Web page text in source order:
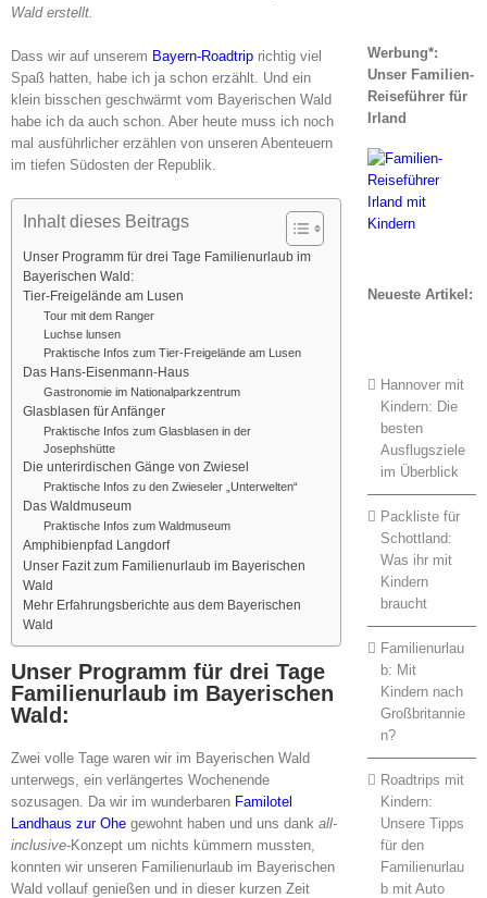
Wald erstellt.
Dass wir auf unserem Bayern-Roadtrip richtig viel
Spaß hatten, habe ich ja schon erzählt. Und ein
klein bisschen geschwärmt vom Bayerischen Wald
habe ich da auch schon. Aber heute muss ich noch
mal ausführlicher erzählen von unseren Abenteuern
im tiefen Südosten der Republik.
Inhalt dieses Beitrags
Unser Programm für drei Tage Familienurlaub im
Bayerischen Wald:
Tier-Freigelände am Lusen
Tour mit dem Ranger
Luchse lunsen
Praktische Infos zum Tier-Freigelände am Lusen
Das Hans-Eisenmann-Haus
Gastronomie im Nationalparkzentrum
Glasblasen für Anfänger
Praktische Infos zum Glasblasen in der
Josephshütte
Die unterirdischen Gänge von Zwiesel
Praktische Infos zu den Zwieseler „Unterwelten“
Das Waldmuseum
Praktische Infos zum Waldmuseum
Amphibienpfad Langdorf
Unser Fazit zum Familienurlaub im Bayerischen
Wald
Mehr Erfahrungsberichte aus dem Bayerischen
Wald
Unser Programm für drei Tage
Familienurlaub im Bayerischen
Wald:
Zwei volle Tage waren wir im Bayerischen Wald
unterwegs, ein verlängertes Wochenende
sozusagen. Da wir im wunderbaren Familotel
Landhaus zur Ohe gewohnt haben und uns dank all-
inclusive-Konzept um nichts kümmern mussten,
konnten wir unseren Familienurlaub im Bayerischen
Wald vollauf genießen und in dieser kurzen Zeit
Werbung*:
Unser Familien-
Reiseführer für
Irland
Neueste Artikel:
Hannover mit
Kindern: Die
besten
Ausflugsziele
im Überblick
Packliste für
Schottland:
Was ihr mit
Kindern
braucht
Familienurlau
b: Mit
Kindern nach
Großbritannie
n?
Roadtrips mit
Kindern:
Unsere Tipps
für den
Familienurlau
b mit Auto